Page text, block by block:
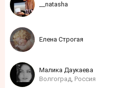
__natasha
Елена Строгая
Малика Даукаева
Волгоград, Россия